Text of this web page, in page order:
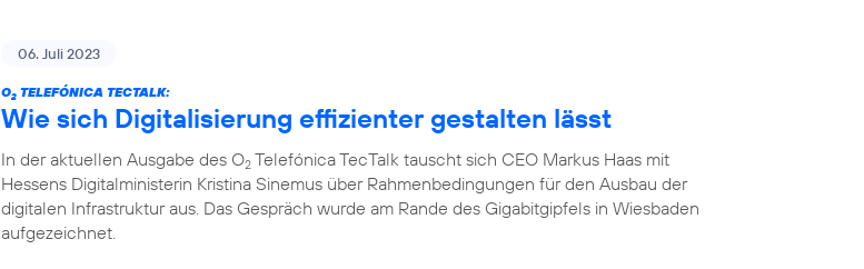
06. Juli 2023
O2 TELEFÓNICA TECTALK:
Wie sich Digitalisierung effizienter gestalten lässt
In der aktuellen Ausgabe des O2 Telefónica TecTalk tauscht sich CEO Markus Haas mit
Hessens Digitalministerin Kristina Sinemus über Rahmenbedingungen für den Ausbau der
digitalen Infrastruktur aus. Das Gespräch wurde am Rande des Gigabitgipfels in Wiesbaden
aufgezeichnet.